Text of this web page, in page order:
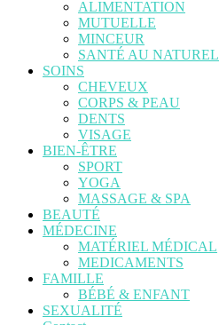
ALIMENTATION
MUTUELLE
MINCEUR
SANTÉ AU NATUREL
SOINS
CHEVEUX
CORPS & PEAU
DENTS
VISAGE
BIEN-ÊTRE
SPORT
YOGA
MASSAGE & SPA
BEAUTÉ
MÉDECINE
MATÉRIEL MÉDICAL
MEDICAMENTS
FAMILLE
BÉBÉ & ENFANT
SEXUALITÉ